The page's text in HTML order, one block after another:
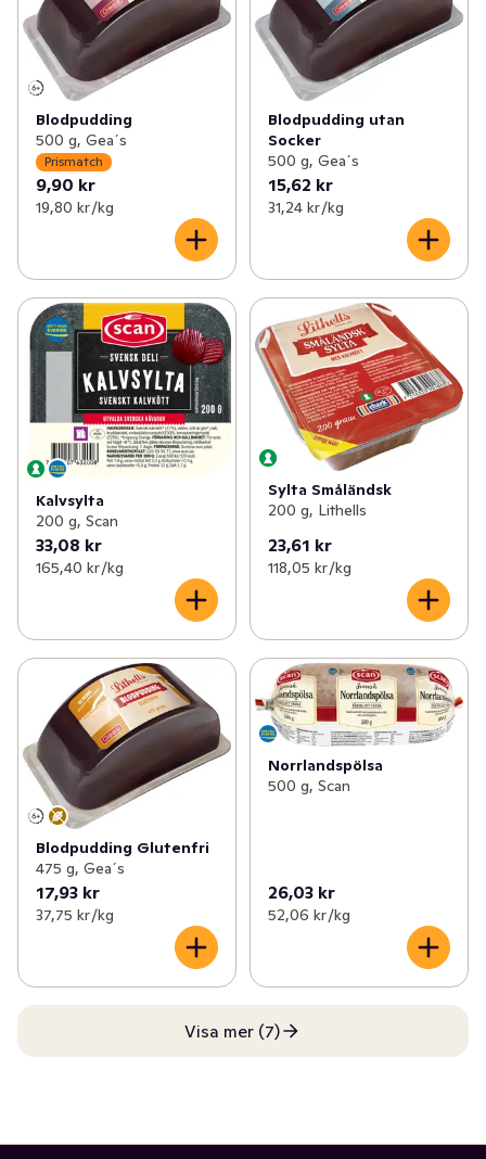
Blodpudding
500 g, Gea´s
Prismatch
9,90 kr
19,80 kr /kg
Blodpudding utan
Socker
500 g, Gea´s
15,62 kr
31,24 kr /kg
Kalvsylta
200 g, Scan
33,08 kr
165,40 kr /kg
Sylta Småländsk
200 g, Lithells
23,61 kr
118,05 kr /kg
Blodpudding Glutenfri
475 g, Gea´s
17,93 kr
37,75 kr /kg
Norrlandspölsa
500 g, Scan
26,03 kr
52,06 kr /kg
Visa mer (7)